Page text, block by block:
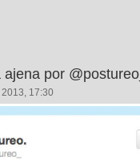
por @postureo_
17:30